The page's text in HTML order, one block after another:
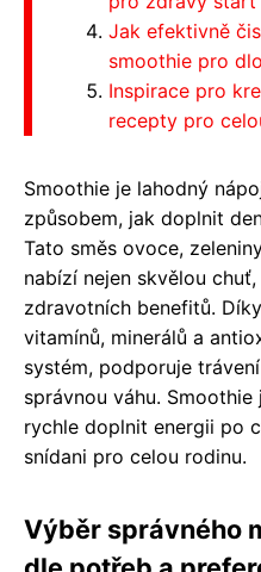
Jak efektivně
smoothie pro
Inspirace pro
recepty pro
Smoothie je lahodný
způsobem, jak doplnit
Tato směs ovoce,
nabízí nejen skvělou
zdravotních benefitů.
vitamínů, minerálů a
systém, podporuje
správnou váhu.
rychle doplnit energii po
snídani pro celou rodinu.
Výběr správného